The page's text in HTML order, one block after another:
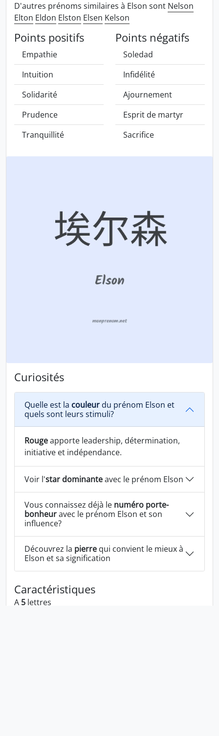
D'autres prénoms similaires à Elson sont Nelson
Elton Eldon Elston Elsen Kelson
Points positifs
Empathie
Intuition
Solidarité
Prudence
Tranquillité
Points négatifs
Soledad
Infidélité
Ajournement
Esprit de martyr
Sacrifice
Curiosités
Quelle est la couleur du prénom Elson et
quels sont leurs stimuli?
Rougeapporte leadership, détermination,
initiative et indépendance.
Voir l'star dominanteavec le prénom Elson
Vous connaissez déjà le numéro porte-
bonheuravec le prénom Elson et son
influence?
Découvrez la pierre qui convient le mieux à
Elson et sa signification
Caractéristiques
A 5 lettres